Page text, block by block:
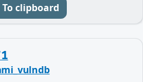
To clipboard